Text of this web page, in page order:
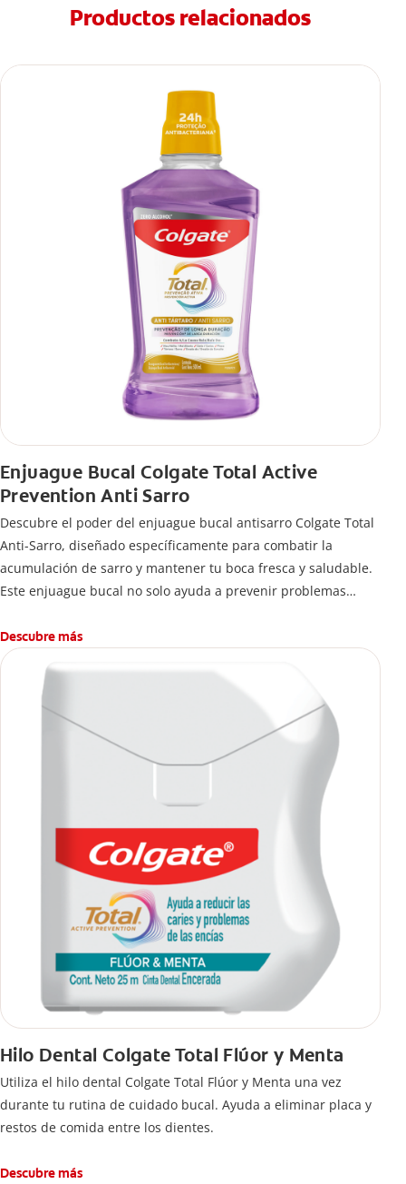
Productos relacionados
Enjuague Bucal Colgate Total Active
Prevention Anti Sarro
Descubre el poder del enjuague bucal antisarro Colgate Total
Anti-Sarro, diseñado específicamente para combatir la
acumulación de sarro y mantener tu boca fresca y saludable.
Este enjuague bucal no solo ayuda a prevenir problemas
Descubre más
Hilo Dental Colgate Total Flúor y Menta
Utiliza el hilo dental Colgate Total Flúor y Menta una vez
durante tu rutina de cuidado bucal. Ayuda a eliminar placa y
restos de comida entre los dientes.
Descubre más